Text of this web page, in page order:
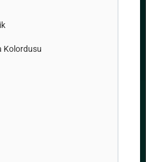
Kolordusu